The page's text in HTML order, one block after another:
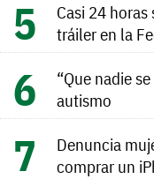
Casi 24
tráiler en la
“Que nadie
autismo
Denuncia
comprar un